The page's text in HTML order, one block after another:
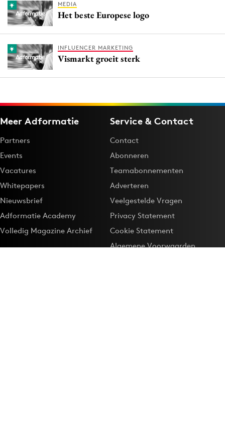
MEDIA
Het beste Europese logo
INFLUENCER MARKETING
Vismarkt groeit sterk
Meer Adformatie
Partners
Events
Vacatures
Whitepapers
Nieuwsbrief
Adformatie Academy
Volledig Magazine Archief
Service & Contact
Contact
Abonneren
Teamabonnementen
Adverteren
Veelgestelde Vragen
Privacy Statement
Cookie Statement
Algemene Voorwaarden